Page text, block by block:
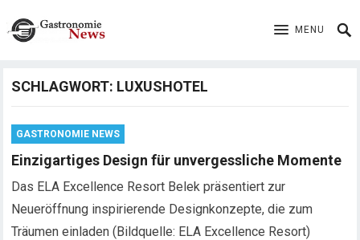
MENU
SCHLAGWORT: LUXUSHOTEL
GASTRONOMIE NEWS
Einzigartiges Design für unvergessliche Momente
Das ELA Excellence Resort Belek präsentiert zur
Neueröffnung inspirierende Designkonzepte, die zum
Träumen einladen (Bildquelle: ELA Excellence Resort)